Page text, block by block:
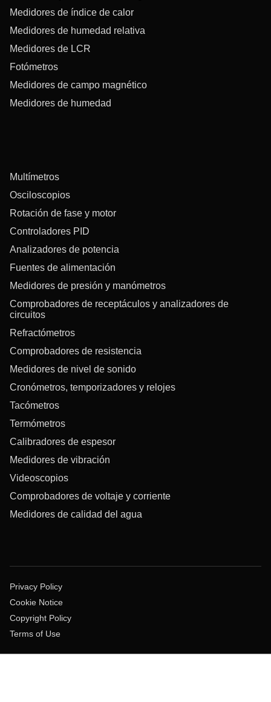
Medidores de índice de calor
Medidores de humedad relativa
Medidores de LCR
Fotómetros
Medidores de campo magnético
Medidores de humedad
Multímetros
Osciloscopios
Rotación de fase y motor
Controladores PID
Analizadores de potencia
Fuentes de alimentación
Medidores de presión y manómetros
Comprobadores de receptáculos y analizadores de
circuitos
Refractómetros
Comprobadores de resistencia
Medidores de nivel de sonido
Cronómetros, temporizadores y relojes
Tacómetros
Termómetros
Calibradores de espesor
Medidores de vibración
Videoscopios
Comprobadores de voltaje y corriente
Medidores de calidad del agua
Privacy Policy
Cookie Notice
Copyright Policy
Terms of Use